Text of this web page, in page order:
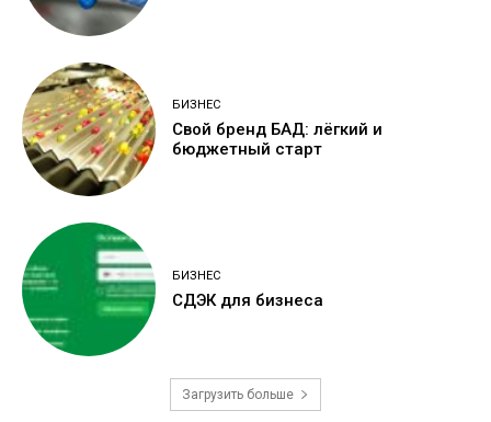
БИЗНЕС
Свой бренд БАД: лёгкий и
бюджетный старт
БИЗНЕС
СДЭК для бизнеса
Загрузить больше